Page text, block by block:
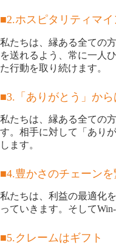
■2.ホスピタリティマイ
私たちは、縁ある全ての
を送れるよう、常に一人
た行動を取り続けます。
■3.「ありがとう」から
私たちは、縁ある全ての
す。相手に対して「あり
します。
■4.豊かさのチェーンを
私たちは、利益の最適化
っていきます。そして
■5.クレームはギフト